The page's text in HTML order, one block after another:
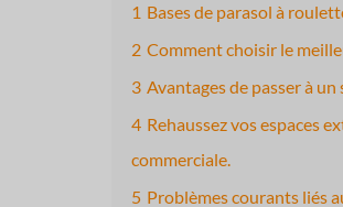
1 Bases de parasol à
2 Comment choisir le
3 Avantages de passer à
4 Rehaussez vos espaces
commerciale.
5 Problèmes courants liés